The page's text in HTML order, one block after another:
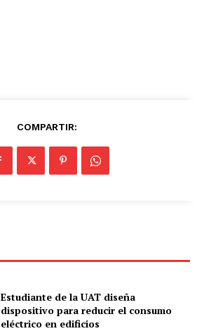
COMPARTIR:
Estudiante de la UAT diseña
dispositivo para reducir el consumo
eléctrico en edificios